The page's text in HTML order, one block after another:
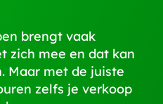
brengt vaak
zich mee en dat kan
Maar met de juiste
zelfs je verkoop